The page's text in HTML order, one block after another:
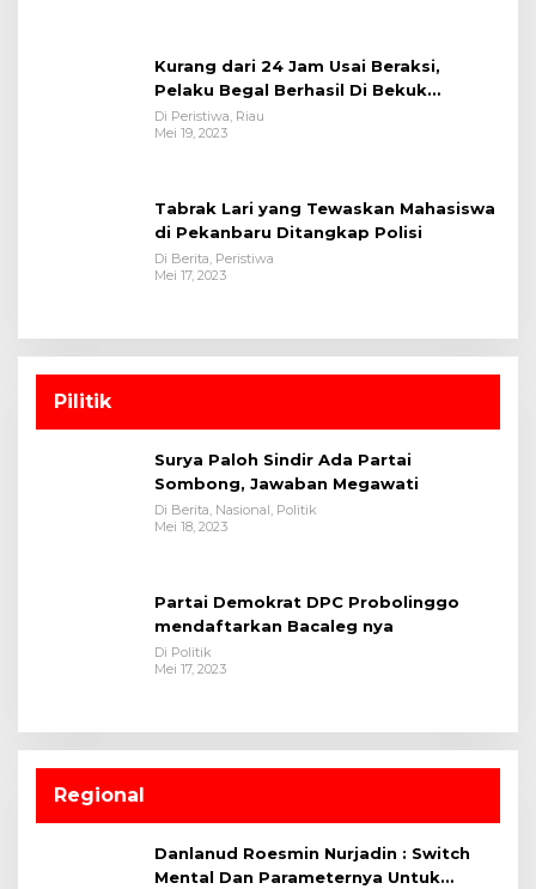
Kurang dari 24 Jam Usai Beraksi,
Pelaku Begal Berhasil Di Bekuk
Satreskrim Polres Kuansing
Di Peristiwa, Riau
Mei 19, 2023
Tabrak Lari yang Tewaskan Mahasiswa
di Pekanbaru Ditangkap Polisi
Di Berita, Peristiwa
Mei 17, 2023
Pilitik
Surya Paloh Sindir Ada Partai
Sombong, Jawaban Megawati
Di Berita, Nasional, Politik
Mei 18, 2023
Partai Demokrat DPC Probolinggo
mendaftarkan Bacaleg nya
Di Politik
Mei 17, 2023
Regional
Danlanud Roesmin Nurjadin : Switch
Mental Dan Parameternya Untuk